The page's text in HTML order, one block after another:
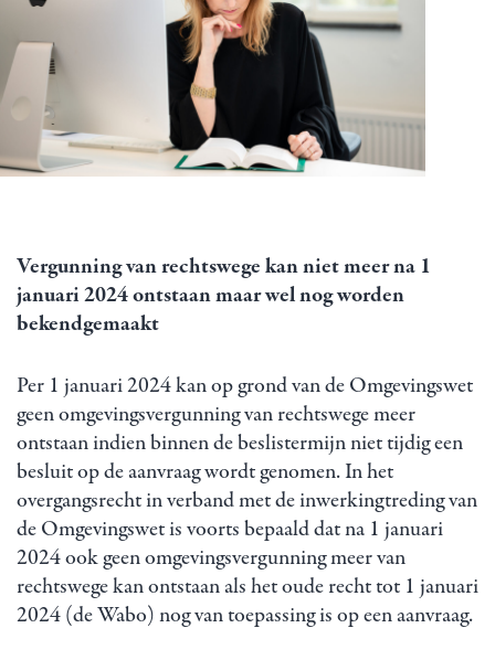
Vergunning van rechtswege kan niet meer na 1
januari 2024 ontstaan maar wel nog worden
bekendgemaakt
Per 1 januari 2024 kan op grond van de Omgevingswet
geen omgevingsvergunning van rechtswege meer
ontstaan indien binnen de beslistermijn niet tijdig een
besluit op de aanvraag wordt genomen. In het
overgangsrecht in verband met de inwerkingtreding van
de Omgevingswet is voorts bepaald dat na 1 januari
2024 ook geen omgevingsvergunning meer van
rechtswege kan ontstaan als het oude recht tot 1 januari
2024 (de Wabo) nog van toepassing is op een aanvraag.